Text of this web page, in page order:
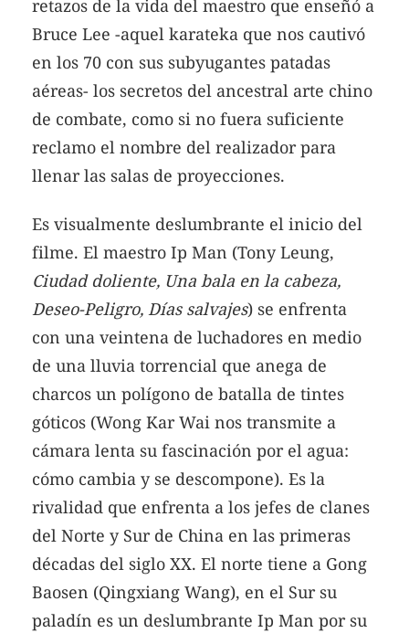
retazos de la vida del maestro que enseñó a
Bruce Lee -aquel karateka que nos cautivó
en los 70 con sus subyugantes patadas
aéreas- los secretos del ancestral arte chino
de combate, como si no fuera suficiente
reclamo el nombre del realizador para
llenar las salas de proyecciones.
Es visualmente deslumbrante el inicio del
filme. El maestro Ip Man (Tony Leung,
Ciudad doliente, Una bala en la cabeza,
Deseo-Peligro, Días salvajes) se enfrenta
con una veintena de luchadores en medio
de una lluvia torrencial que anega de
charcos un polígono de batalla de tintes
góticos (Wong Kar Wai nos transmite a
cámara lenta su fascinación por el agua:
cómo cambia y se descompone). Es la
rivalidad que enfrenta a los jefes de clanes
del Norte y Sur de China en las primeras
décadas del siglo XX. El norte tiene a Gong
Baosen (Qingxiang Wang), en el Sur su
paladín es un deslumbrante Ip Man por su